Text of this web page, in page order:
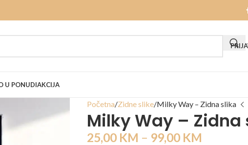
U PONUDIAKCIJA
Početna Zidne slike Milky Way – Zidna slika
Milky Way – Zidna
25,00 KM – 99,00 KM